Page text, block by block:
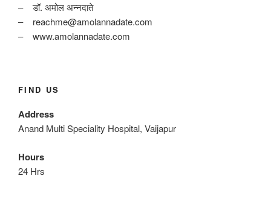
– डॉ. अमोल अन्नदाते
– reachme@amolannadate.com
– www.amolannadate.com
FIND US
Address
Anand Multi Speciality Hospital, Vaijapur
Hours
24 Hrs